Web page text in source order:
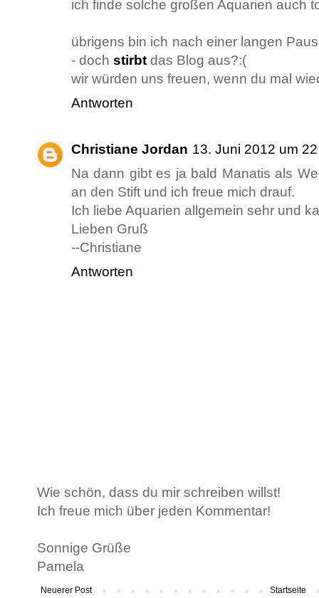
ich finde solche großen Aquarien auch
übrigens bin ich nach einer langen
- doch stirbt das Blog aus?:(
wir würden uns freuen, wenn du mal
Antworten
Christiane Jordan 13. Juni 2012 um
Na dann gibt es ja bald Manatis als
an den Stift und ich freue mich drauf.
Ich liebe Aquarien allgemein sehr und
Lieben Gruß
--Christiane
Antworten
Wie schön, dass du mir schreiben willst!
Ich freue mich über jeden Kommentar!
Sonnige Grüße
Pamela
Neuerer Post Startseite